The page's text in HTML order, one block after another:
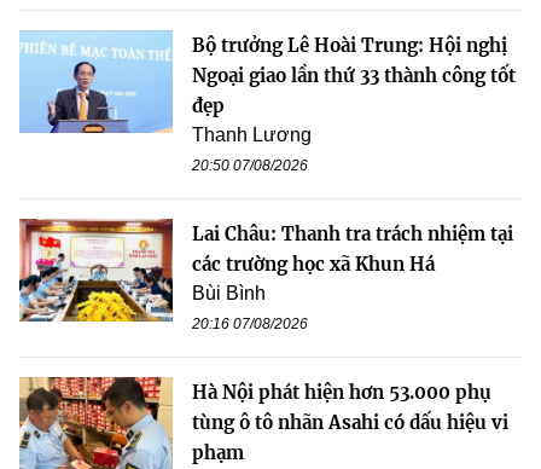
Bộ trưởng Lê Hoài Trung: Hội nghị
Ngoại giao lần thứ 33 thành công tốt
đẹp
Thanh Lương
20:50 07/08/2026
Lai Châu: Thanh tra trách nhiệm tại
các trường học xã Khun Há
Bùi Bình
20:16 07/08/2026
Hà Nội phát hiện hơn 53.000 phụ
tùng ô tô nhãn Asahi có dấu hiệu vi
phạm